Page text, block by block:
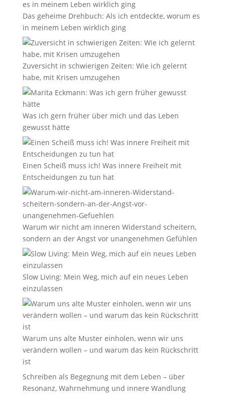
Das geheime Drehbuch: Als ich entdeckte, worum es
in meinem Leben wirklich ging
Zuversicht in schwierigen Zeiten: Wie ich gelernt
habe, mit Krisen umzugehen
Was ich gern früher über mich und das Leben
gewusst hätte
Einen Scheiß muss ich! Was innere Freiheit mit
Entscheidungen zu tun hat
Warum wir nicht am inneren Widerstand scheitern,
sondern an der Angst vor unangenehmen Gefühlen
Slow Living: Mein Weg, mich auf ein neues Leben
einzulassen
Warum uns alte Muster einholen, wenn wir uns
verändern wollen – und warum das kein Rückschritt
ist
Schreiben als Begegnung mit dem Leben – über
Resonanz, Wahrnehmung und innere Wandlung